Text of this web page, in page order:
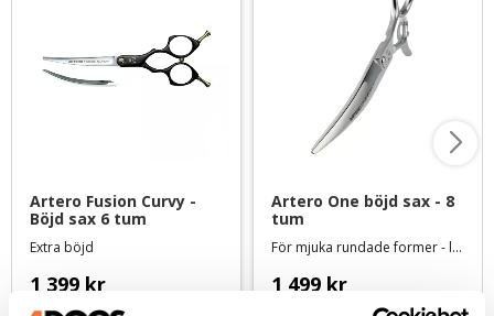
Artero Fusion Curvy -
Böjd sax 6 tum
Extra böjd
1 399 kr
Artero One böjd sax - 8
tum
För mjuka rundade former - längd ca 20 cm
1 499 kr